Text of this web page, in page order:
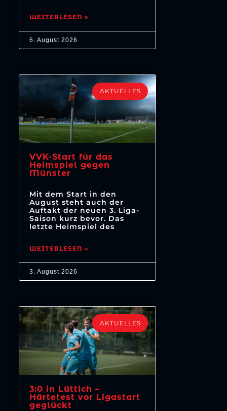
WEITERLESEN »
6. August 2026
AKTUELLES
VVK-Start für das
Heimspiel gegen
Münster
Mit dem Start in den
August steht auch der
Auftakt der neuen 3. Liga-
Saison kurz bevor. Das
letzte Heimspiel des
WEITERLESEN »
3. August 2026
AKTUELLES
3:0 in Lüttich –
Härtetest vor Ligastart
geglückt